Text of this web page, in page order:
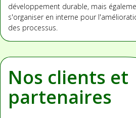
développement durable, mais
s'organiser en interne pour
des processus.
Nos clients et
partenaires